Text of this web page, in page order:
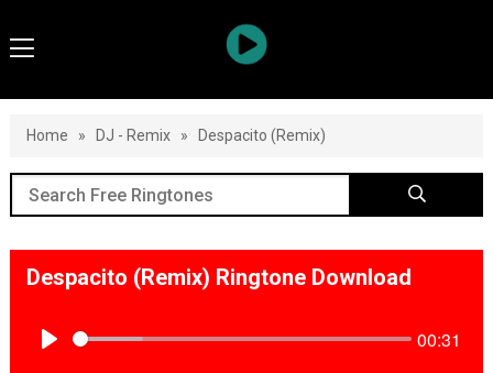
Home » DJ - Remix » Despacito (Remix)
Despacito (Remix) Ringtone Download
00:31